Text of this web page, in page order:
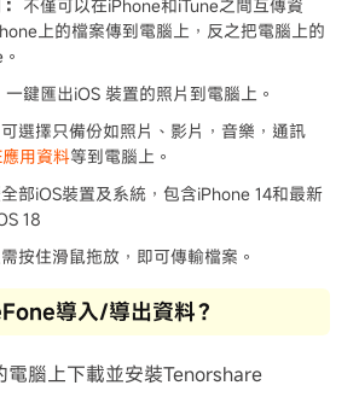
不僅可以在iPhone和iTune之間互傳資
上的檔案傳到電腦上，反之把電腦上的
一鍵匯出iOS 裝置的照片到電腦上。
可選擇只備份如照片、影片，音樂，通訊
應用資料等到電腦上。
部iOS裝置及系統，包含iPhone 14和最新
18
按住滑鼠拖放，即可傳輸檔案。
導入/導出資料？
電腦上下載並安裝Tenorshare